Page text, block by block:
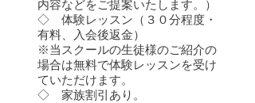
内容などをご提案いたします。）
◇ 体験レッスン（３０分程度・
有料、入会後返金）
※当スクールの生徒様のご紹介の
場合は無料で体験レッスンを受け
ていただけます。
◇ 家族割引あり。